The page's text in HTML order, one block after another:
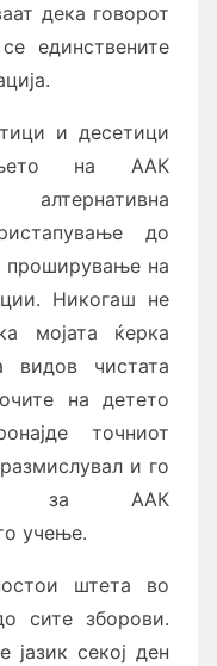
дека говорот
единствените
и десетици
на AAК
до
проширување на
Никогаш не
мојата ќерка
чистата
на детето
точниот
и го
за AAК
учење.
штета во
сите зборови.
секој ден